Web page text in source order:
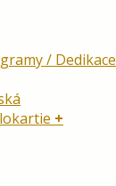
/ Dedikace